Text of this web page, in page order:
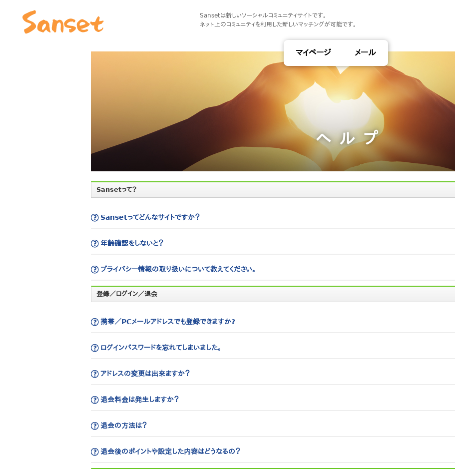
Sansetは新しいソーシャルコミュニティサイトです。
ネット上のコミュニティを利用した新しいマッチングが可能です。
マイページ メール
ヘルプ
Sansetって？
Sansetってどんなサイトですか？
年齢確認をしないと？
プライバシー情報の取り扱いについて教えてください。
登録／ログイン／退会
携帯／PCメールアドレスでも登録できますか?
ログインパスワードを忘れてしまいました。
アドレスの変更は出来ますか？
退会料金は発生しますか？
退会の方法は？
退会後のポイントや設定した内容はどうなるの？